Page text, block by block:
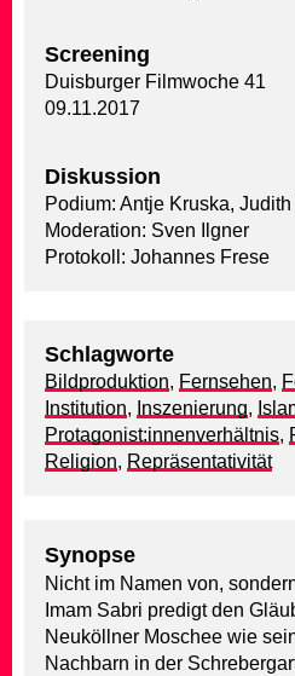
Screening
Duisburger Filmwoche 41
09.11.2017
Diskussion
Podium: Antje Kruska, Judith
Moderation: Sven Ilgner
Protokoll: Johannes Frese
Schlagworte
Bildproduktion, Fernsehen,
Institution, Inszenierung,
Protagonist:innenverhältnis,
Religion, Repräsentativität
Synopse
Nicht im Namen von,
Imam Sabri predigt den
Neuköllner Moschee wie
Nachbarn in der